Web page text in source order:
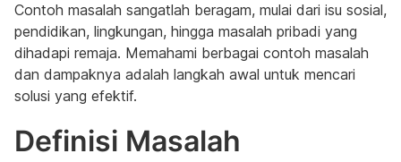
Contoh masalah sangatlah beragam, mulai dari isu sosial,
pendidikan, lingkungan, hingga masalah pribadi yang
dihadapi remaja. Memahami berbagai contoh masalah
dan dampaknya adalah langkah awal untuk mencari
solusi yang efektif.
Definisi Masalah